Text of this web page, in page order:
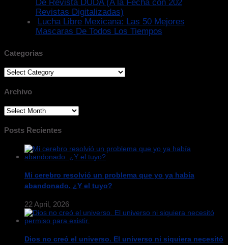
De Revista DUDA (A la Fecha con 202
Revistas Digitalizadas)
Lucha Libre Mexicana: Las 50 Mejores
Mascaras De Todos Los Tiempos
Categorias
Categorias
Archivo
Archivo
Posts Recientes
Mi cerebro resolvió un problema que yo ya había
abandonado. ¿Y el tuyo?
22 April, 2026
Dios no creó el universo. El universo ni siquiera necesitó